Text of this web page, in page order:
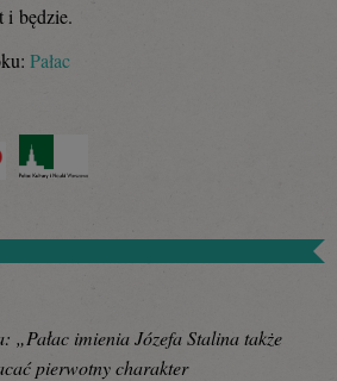
i będzie.
Pałac
„Pałac imienia Józefa Stalina także
pierwotny charakter